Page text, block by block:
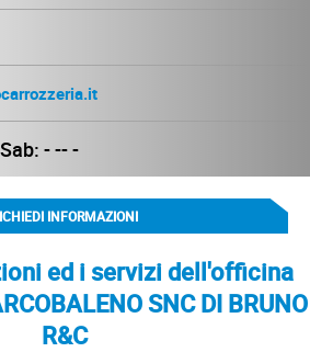
Sab: - -- -
INFORMAZIONI
ed i servizi dell'officina
SNC DI BRUNO
R&C